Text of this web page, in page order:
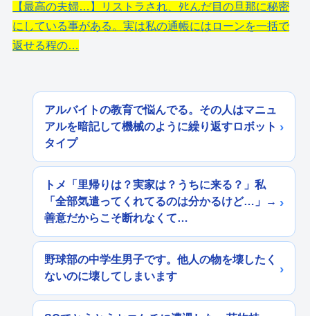
【最高の夫婦…】リストラされ、ﾀﾋんだ目の旦那に秘密
にしている事がある。実は私の通帳にはローンを一括で
返せる程の…
アルバイトの教育で悩んでる。その人はマニュ
アルを暗記して機械のように繰り返すロボット
タイプ
トメ「里帰りは？実家は？うちに来る？」私
「全部気遣ってくれてるのは分かるけど…」→
善意だからこそ断れなくて…
野球部の中学生男子です。他人の物を壊したく
ないのに壊してしまいます